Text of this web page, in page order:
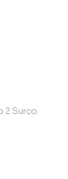
2 Surco.